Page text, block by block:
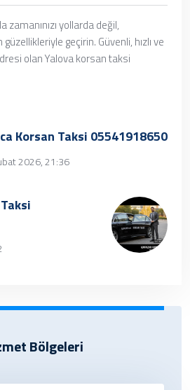
zamanınızı yollarda değil,
geçirin. Güvenli, hızlı ve
olan Yalova korsan taksi
Korsan Taksi 05541918650
2026, 21:36
Bölgeleri